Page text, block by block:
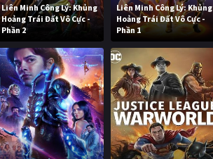
Liên Minh Công Lý: Khủng
Hoảng Trái Đất Vô Cực -
Phần 2
Liên Minh Công Lý: Khủng
Hoảng Trái Đất Vô Cực -
Phần 1